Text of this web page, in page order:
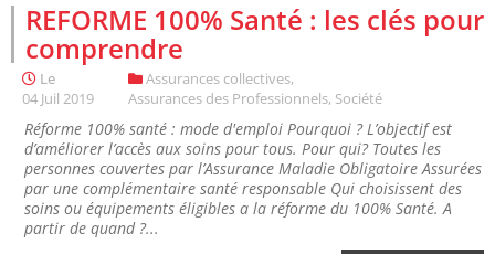
REFORME 100% Santé : les clés pour
comprendre
Le
04 Juil 2019
Assurances collectives,
Assurances des Professionnels, Société
Réforme 100% santé : mode d'emploi Pourquoi ? L’objectif est
d’améliorer l’accès aux soins pour tous. Pour qui? Toutes les
personnes couvertes par l’Assurance Maladie Obligatoire Assurées
par une complémentaire santé responsable Qui choisissent des
soins ou équipements éligibles a la réforme du 100% Santé. A
partir de quand ?...